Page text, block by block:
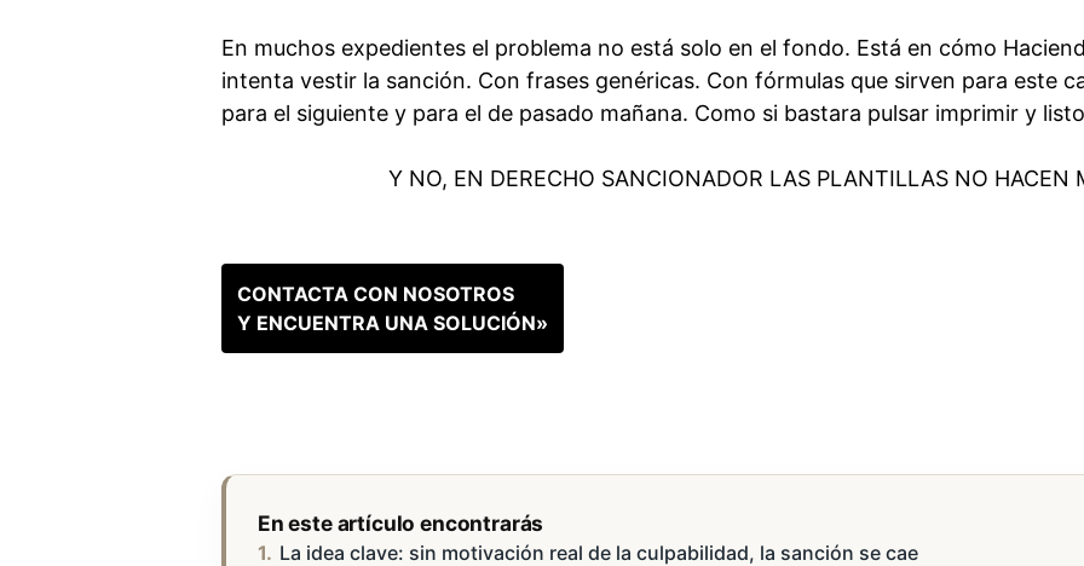
En muchos expedientes el problema no está solo en el fondo. Está en cómo
intenta vestir la sanción. Con frases genéricas. Con fórmulas que sirven para este
para el siguiente y para el de pasado mañana. Como si bastara pulsar imprimir y
Y NO, EN DERECHO SANCIONADOR LAS PLANTILLAS NO HACEN
CONTACTA CON NOSOTROS
Y ENCUENTRA UNA SOLUCIÓN»
En este artículo encontrarás
La idea clave: sin motivación real de la culpabilidad, la sanción se cae